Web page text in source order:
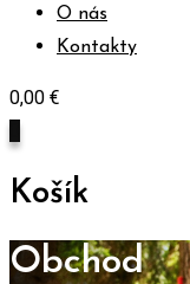
O nás
Kontakty
0,00 €
Košík
Obchod